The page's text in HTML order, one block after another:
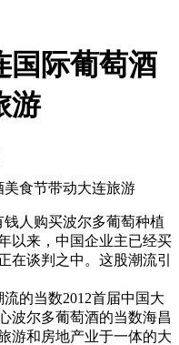
国际葡萄酒
游
美食节带动大连旅游
人购买波尔多葡萄种植
以来，中国企业主已经买
在谈判之中。这股潮流引
的当数2012首届中国大
波尔多葡萄酒的当数海昌
游和房地产业于一体的大